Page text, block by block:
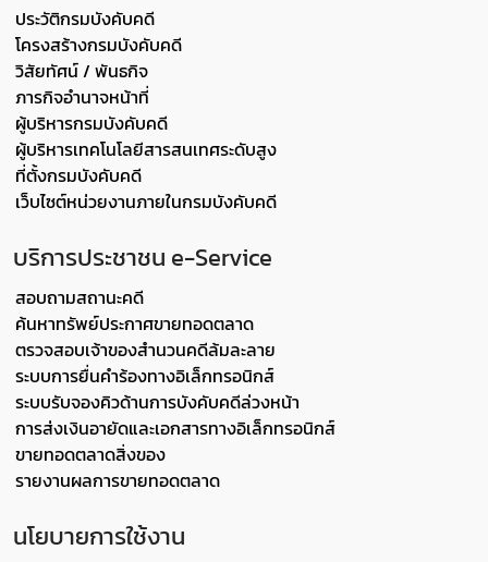
ประวัติกรมบังคับคดี
โครงสร้างกรมบังคับคดี
วิสัยทัศน์ / พันธกิจ
ภารกิจอำนาจหน้าที่
ผู้บริหารกรมบังคับคดี
ผู้บริหารเทคโนโลยีสารสนเทศระดับสูง
ที่ตั้งกรมบังคับคดี
เว็บไซต์หน่วยงานภายในกรมบังคับคดี
บริการประชาชน e-Service
สอบถามสถานะคดี
ค้นหาทรัพย์ประกาศขายทอดตลาด
ตรวจสอบเจ้าของสำนวนคดีล้มละลาย
ระบบการยื่นคำร้องทางอิเล็กทรอนิกส์
ระบบรับจองคิวด้านการบังคับคดีล่วงหน้า
การส่งเงินอายัดและเอกสารทางอิเล็กทรอนิกส์
ขายทอดตลาดสิ่งของ
รายงานผลการขายทอดตลาด
นโยบายการใช้งาน